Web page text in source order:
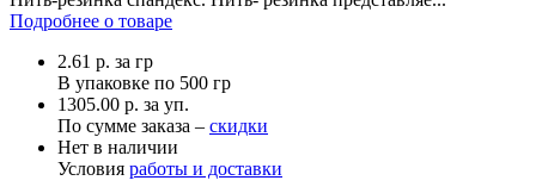
Подробнее о товаре
2.61 р. за гр
В упаковке по 500 гр
1305.00 р. за уп.
По сумме заказа – скидки
Нет в наличии
Условия работы и доставки